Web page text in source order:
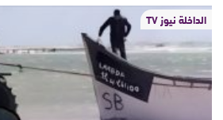
الداخلة نيوز TV